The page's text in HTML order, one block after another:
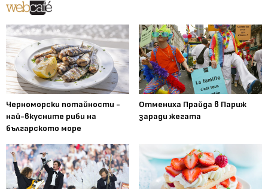
Черноморски потайности -
най-вкусните риби на
българското море
Отмениха Прайда в Париж
заради жегата